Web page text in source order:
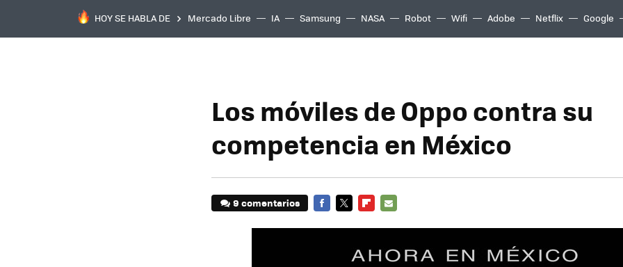
HOY SE HABLA DE Mercado Libre IA Samsung NASA Robot Wifi Adobe Netflix Google
Los móviles de Oppo contra su
competencia en México
9 comentarios